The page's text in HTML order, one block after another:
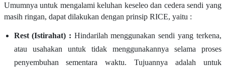
Umumnya untuk mengalami keluhan keseleo dan cedera sendi yang
masih ringan, dapat dilakukan dengan prinsip RICE, yaitu :
Rest (Istirahat) : Hindarilah menggunakan sendi yang terkena,
atau usahakan untuk tidak menggunakannya selama proses
penyembuhan sementara waktu. Tujuannya adalah untuk